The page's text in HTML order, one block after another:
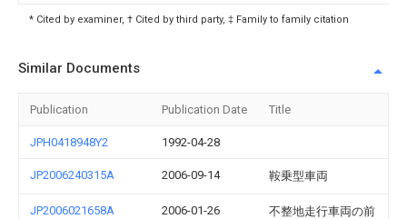
* Cited by examiner, † Cited by third party, ‡ Family to family citation
Similar Documents
Publication Publication Date Title
JPH0418948Y2 1992-04-28
JP2006240315A 2006-09-14 鞍乗型車両
JP2006021658A 2006-01-26
不整地走行車両の前